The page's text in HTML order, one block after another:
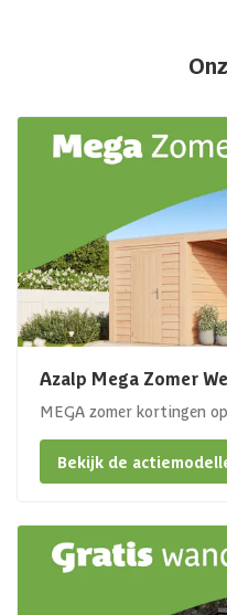
Azalp Mega Zomer
MEGA zomer kortingen
Bekijk de